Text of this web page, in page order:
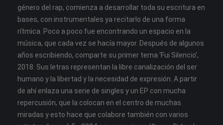
género del rap, comienza a desarrollar toda su escritura en
bases, con instrumentales ya recitarlo de una forma
rítmica. Poco a poco fue encontrando un espacio en la
música, que cada vez se hacía mayor. Después de algunos
años escribiendo, comparte su primer tema ‘Fui Silencio’,
2018. Sus letras representan la libre canalización del ser
humano y la libertad y la necesidad de expresión. A partir
de ahí enlaza una serie de singles y un EP con mucha
repercusión, que la colocan en el centro de muchas
miradas y esto hace que colabore también con varios